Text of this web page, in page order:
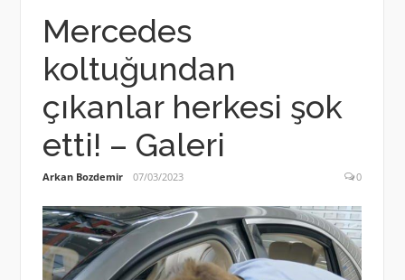
Mercedes
koltuğundan
çıkanlar herkesi şok
etti! – Galeri
Arkan Bozdemir 07/03/2023 0